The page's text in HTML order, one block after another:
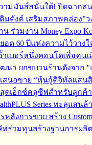
ามมันส์สนั่นใต้! ปิดฉากส
ตังค์ เสริมสภาพคล่อง”ว
ร่วมงาน Money Expo
อด 60 ปีแห่งความไว้วาง
ำเบอร์หนึ่งคอนโดเพื่อคนเ
นา ยกขบวนร้านดังจาก
สนอขาย “หุ้นกู้ดิจิทัลแสนสิ
ดเอ็กซ์คลูซีฟสำหรับลูกค้
Series ทะลุแสนล้
งการขาย สร้าง
ทร่วมทุนสร้างฐานการผ